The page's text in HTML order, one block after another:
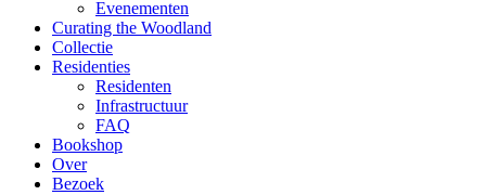
Evenementen
Curating the Woodland
Collectie
Residenties
Residenten
Infrastructuur
FAQ
Bookshop
Over
Bezoek